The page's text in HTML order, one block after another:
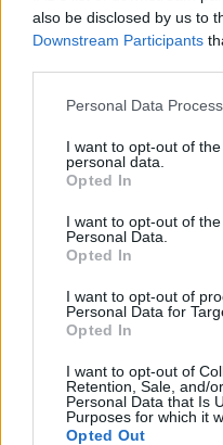
also be disclosed by us to
Downstream Participants
Personal Data
I want to opt-out of
personal data.
Opted In
I want to opt-out of
Personal Data.
Opted In
I want to opt-out of
Personal Data for
Opted In
I want to opt-out of
Retention, Sale, and/
Personal Data that Is
Purposes for which it
Opted Out